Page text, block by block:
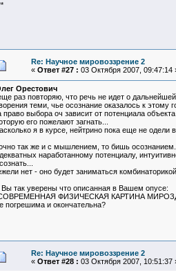
Re: Научное мировоззрение 2
« Ответ #27 : 03 Октября 2007, 09:47:14
Орестович
раз повторяю, что речь не идет о
теми, чье осознание оказалось к этому
право выбора оч зависит от потенциала
его пожелают загнать...
я в курсе, нейтрино пока еще не одели
так же и с мышлением, то бишь
наработанному потенциалу,
нет - оно будет заниматься
Вы так уверены что описанная в Вашем опусе:
ФИЗИЧЕСКАЯ КАРТИНА
погрешима и окончательна?
Re: Научное мировоззрение 2
« Ответ #28 : 03 Октября 2007, 10:51:37